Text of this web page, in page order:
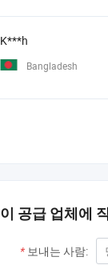
K***h
Bangladesh
이 공급 업체에
* 보내는 사람: